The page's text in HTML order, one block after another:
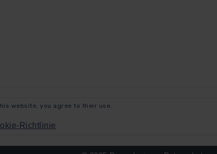
website, you agree to their use.
Richtlinie